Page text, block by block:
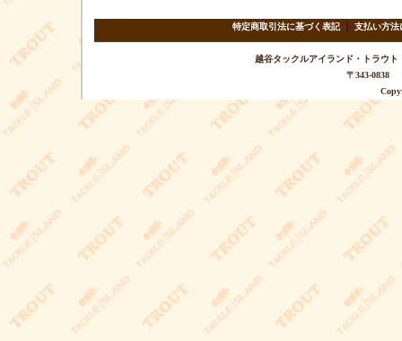
特定商取引法に基づく表記｜ 支払い方法
越谷タックルアイランド・トラ
〒343-0838